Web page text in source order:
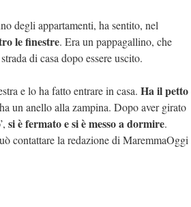
degli appartamenti, ha sentito, nel
le finestre. Era un pappagallino, che
di casa dopo essere uscito.
e lo ha fatto entrare in casa. Ha il petto
un anello alla zampina. Dopo aver girato
si è fermato e si è messo a dormire.
contattare la redazione di MaremmaOggi